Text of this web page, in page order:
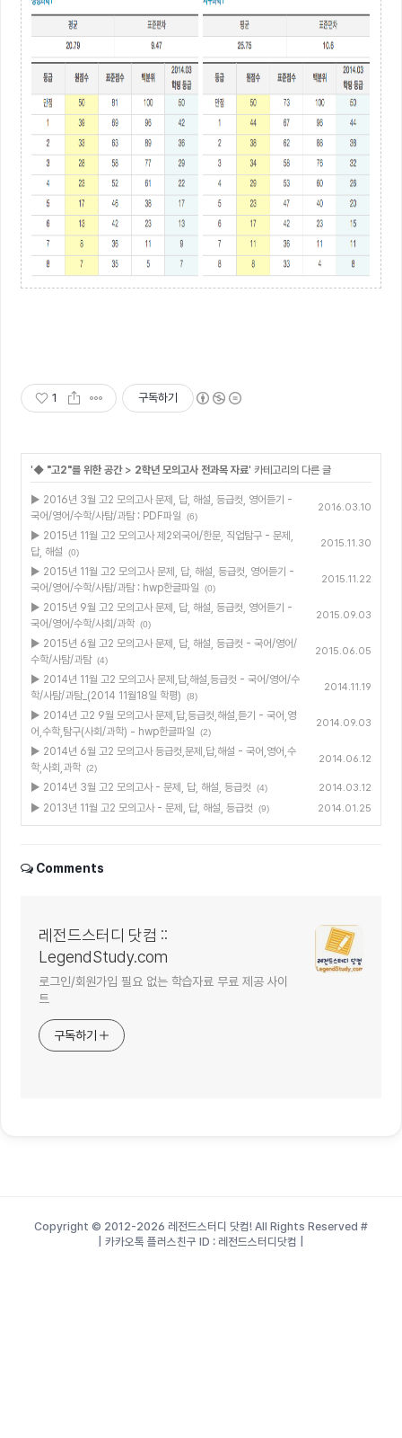
1 구독하기
'◆ "고2"를 위한 공간 > 2학년 모의고사 전과목 자료' 카테고리의 다른 글
▶ 2016년 3월 고2 모의고사 문제, 답, 해설, 등급컷, 영어듣기 -
국어/영어/수학/사탐/과탐 : PDF파일
(6)
2016.03.10
▶ 2015년 11월 고2 모의고사 제2외국어/한문, 직업탐구 - 문제,
답, 해설
(0)
2015.11.30
▶ 2015년 11월 고2 모의고사 문제, 답, 해설, 등급컷, 영어듣기 -
국어/영어/수학/사탐/과탐 : hwp한글파일
(0)
2015.11.22
▶ 2015년 9월 고2 모의고사 문제, 답, 해설, 등급컷, 영어듣기 -
국어/영어/수학/사회/과학 (0)
2015.09.03
▶ 2015년 6월 고2 모의고사 문제, 답, 해설, 등급컷 - 국어/영어/
수학/사탐/과탐 (4)
2015.06.05
▶ 2014년 11월 고2 모의고사 문제,답,해설,등급컷 - 국어/영어/수
학/사탐/과탐_(2014 11월18일 학평)
(8)
2014.11.19
▶ 2014년 고2 9월 모의고사 문제,답,등급컷,해설,듣기 - 국어,영
어,수학,탐구(사회/과학) - hwp한글파일
(2)
2014.09.03
▶ 2014년 6월 고2 모의고사 등급컷,문제,답,해설 - 국어,영어,수
학,사회,과학 (2)
2014.06.12
▶ 2014년 3월 고2 모의고사 - 문제, 답, 해설, 등급컷 (4) 2014.03.12
▶ 2013년 11월 고2 모의고사 - 문제, 답, 해설, 등급컷 (9) 2014.01.25
Comments
레전드스터디 닷컴 ::
LegendStudy.com
로그인/회원가입 필요 없는 학습자료 무료 제공 사이
트
구독하기
Copyright © 2012-2026 레전드스터디 닷컴! All Rights Reserved #
| 카카오톡 플러스친구 ID : 레전드스터디닷컴 |